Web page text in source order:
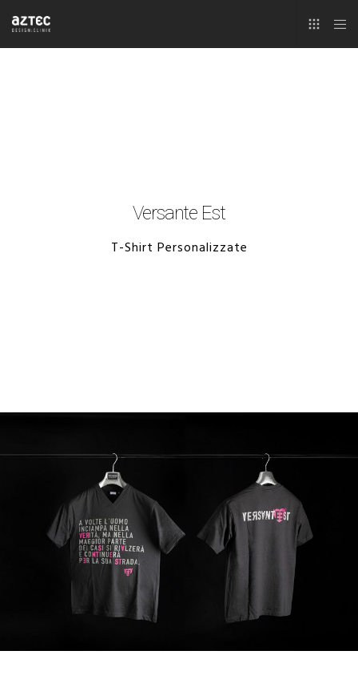
Versante Est
T-Shirt Personalizzate